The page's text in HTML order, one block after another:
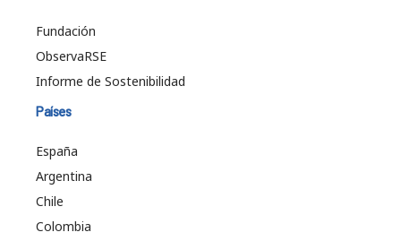
Fundación
ObservaRSE
Informe de Sostenibilidad
Países
España
Argentina
Chile
Colombia